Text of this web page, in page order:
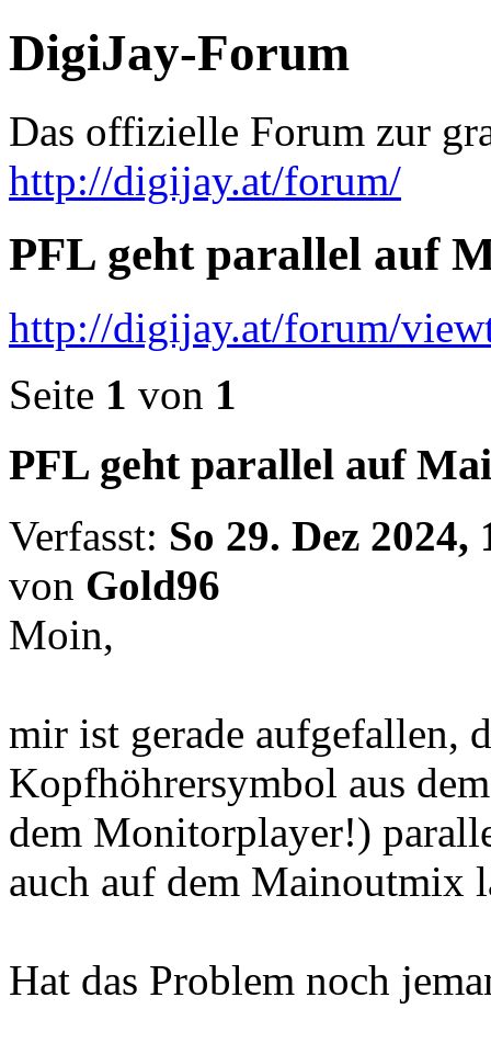
DigiJay-Forum
Das offizielle Forum zur
http://digijay.at/forum/
PFL geht parallel auf
http://digijay.at/forum/
Seite 1 von 1
PFL geht parallel auf
Verfasst: So 29. Dez 2024,
von Gold96
Moin,
mir ist gerade aufgefallen,
Kopfhöhrersymbol aus
dem Monitorplayer!)
auch auf dem Mainoutmix
Hat das Problem noch